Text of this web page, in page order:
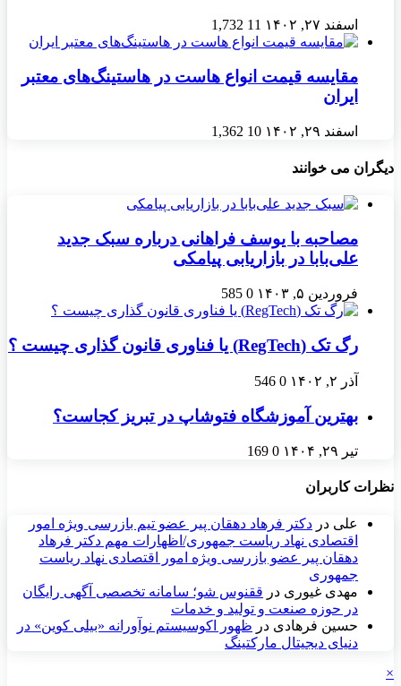
اسفند ۲۷, ۱۴۰۲ 11
1,732
مقایسه قیمت انواع هاست در هاستینگ‌های معتبر
ایران
اسفند ۲۹, ۱۴۰۲ 10
1,362
دیگران می خوانند
مصاحبه با یوسف فراهانی درباره سبک جدید
علی‌بابا در بازاریابی پیامکی
فروردین ۵, ۱۴۰۳ 0
585
رگ تک (RegTech) یا فناوری قانون گذاری چیست ؟
آذر ۲, ۱۴۰۲ 0
546
بهترین آموزشگاه فتوشاپ در تبریز کجاست؟
تیر ۲۹, ۱۴۰۴ 0
169
نظرات کاربران
علی در دکتر فرهاد دهقان پیر عضو تيم بازرسی ويژه امور
اقتصادی نهاد رياست جمهوری/اظهارات مهم دکتر فرهاد
دهقان پیر عضو بازرسی ویژه امور اقتصادی نهاد ریاست
جمهوری
مهدی غیوری در ققنوس شو؛ سامانه تخصصی آگهی رایگان
در حوزه صنعت و تولید و خدمات
حسین فرهادی در ظهور اکوسیستم نوآورانه «بیلی کوین» در
دنیای دیجیتال مارکتینگ
×